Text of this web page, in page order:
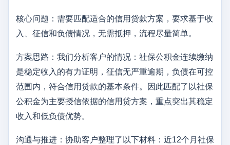
核心问题：需要匹配适合的信用贷款方案，要求基于收
入、征信和负债情况，无需抵押，流程尽量简单。
方案思路：我们分析客户的情况：社保公积金连续缴纳
是稳定收入的有力证明，征信无严重逾期，负债在可控
范围内，符合信用贷款的基本条件。因此匹配了以社保
公积金为主要授信依据的信用贷方案，重点突出其稳定
收入和低负债优势。
沟通与推进：协助客户整理了以下材料：近12个月社保